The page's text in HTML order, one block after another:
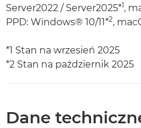
Server2022 / Server2025*1,
PPD: Windows® 10/11*2,
*1 Stan na wrzesień 2025
*2 Stan na październik 2025
Dane